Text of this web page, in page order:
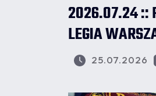
2026.07.24 ::
LEGIA
25.07.2026